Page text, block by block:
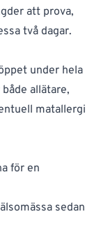
att prova,
två dagar.
under hela
allätare,
matallergi
för en
sedan